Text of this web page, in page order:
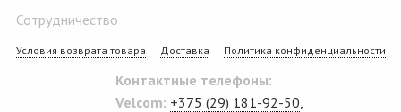
Сотрудничество
Условия возврата товара Доставка Политика конфиденциальности
Контактные телефоны:
Velcom: +375 (29) 181-92-50